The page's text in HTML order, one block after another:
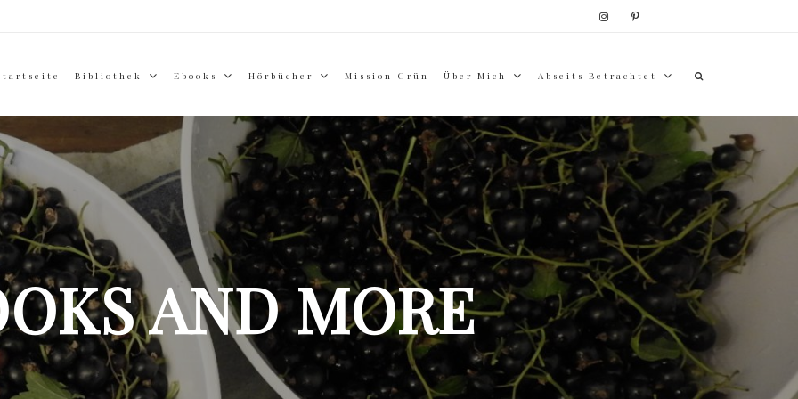
Bibliothek Ebooks Hörbücher Mission Grün Über Mich Abseits Betrachtet
AND MORE